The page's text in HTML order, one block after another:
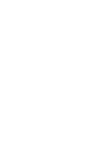
des droits
Utilisateurs droit
sont inexactes,
automatisés